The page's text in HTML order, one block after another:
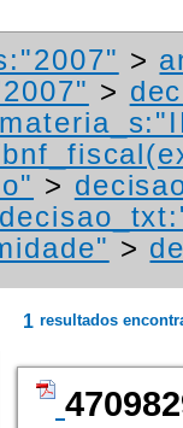
>
>
>
>
1 resultados